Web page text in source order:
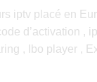
iptv placé en
d’activation ,
, Ibo player ,